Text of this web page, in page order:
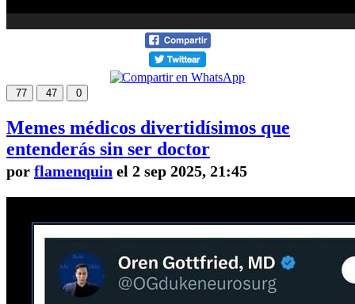
77 47 0
Memes médicos divertidísimos que
entenderás sin ser doctor
por flamenquin el 2 sep 2025, 21:45